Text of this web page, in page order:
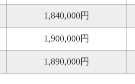
1,840,000円
1,900,000円
1,890,000円